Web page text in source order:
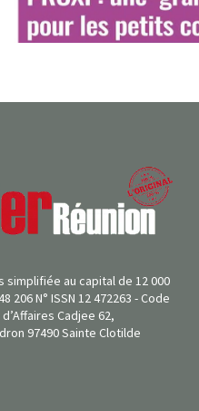
simplifiée au capital de 12 000
206 N° ISSN 12 472263 - Code
Cadjee 62,
97490 Sainte Clotilde